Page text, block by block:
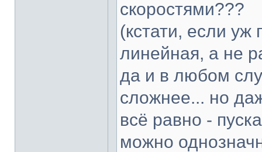
скоростями???
(кстати, если уж
линейная, а не
да и в любом
сложнее... но
всё равно -
можно